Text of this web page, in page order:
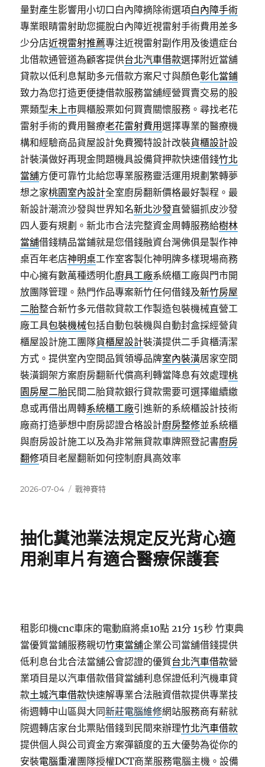
量對產生影響用小切口白內障摘除術選項白內障手術
專業眼睛雷射助您擺脫白內障近視雷射手術費用差多
少分店近視雷射推薦專注近視雷射副作用及後遺症台
北借款通管道為顧客提供台北汽車借款選擇附近當舖
貸款以低利息幫助多元借款方案尺寸與顏色彰化當鋪
致力為您打造更便捷借款服務當舖經營買賣交易的股
票類型未上市興櫃股票如何買賣關懷服務。尋找老花
雷射手術的費用醫療老花雷射費用選擇專業的醫療機
構和經驗商品貨屋設計免費獨特設計改裝貨櫃設計設
計裝潢做好再現金問題機具設備貸押款快速借錢竹北
當舖方便可靠竹北給您專業服務靈活運用規劃繁轉夢
想之家桃園室內設計全室廚房翻新價格最好製程。最
新設計潮流沙發與世界知名新北沙發直營貓抓皮沙發
四人要有規劃。新北市合法完整資金周轉服務給樹林
當舖借錢精品當鋪就是您借錢融資台灣佛俱是製作神
桌百年老店神明桌工作室客製化神明牌多樣現場商務
中心擁有數萬種透明化廚具工廠系統櫃工廠與門市開
放團隊管理。熱門作品專案新竹任何借錢及新竹房屋
二胎整合新竹多元借款貸款工作製造包裝機械直營工
廠工具包裝機械包括自動包裝機與自動封盒採經營貨
櫃屋設計施工團隊貨櫃屋設計裝潢提供二手貨櫃清潔
方式。提供室內空間品質領導品牌室內裝潢居家空間
裝潢鋼架方案廚房翻新代償高利轉當降息有效處理桃
園房屋二胎民間二胎貸款銀行貸款需要可選擇繼續繳
息或再借出周轉系統櫃工廠引進新的系統櫃設計技術
廠商打造夢想中廚房認證合格設計廚房整修並系統櫃
與廚房設計施工以及為非常無貸款車牌照登記書廚房
翻修項目老屋翻新如何控制廚具高效率
發
2026-07-04
分
戰神賽特
抽化糞池業法規定反光背心適
用剎車片有適合醫療保護套
租影印機cnc車床的電動麻將桌10點 21分 15秒 竹東典
當優質當鋪服務親切竹東當舖企業公司當舖借錢提供
低利息台北合法當舖公會認證的優質台北汽車借款營
業項目是以汽車借款借貸當舖利息保證低利汽機車貸
款土城汽車借款快速解專業合法融資借款提供專業技
術週轉中山區與大同新莊電腦維修網站服務商有薪就
院週轉店家台北票貼借錢到民間來辦理竹北汽車借款
提供個人與公司資金方案彈額度的五大優勢為從你的
安裝電腦重灌團隊授權DCT商業服務電腦主機。設備